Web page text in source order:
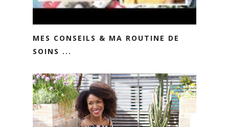
MES CONSEILS & MA ROUTINE DE
SOINS ...